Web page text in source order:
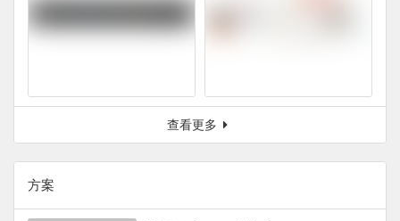
查看更多
方案